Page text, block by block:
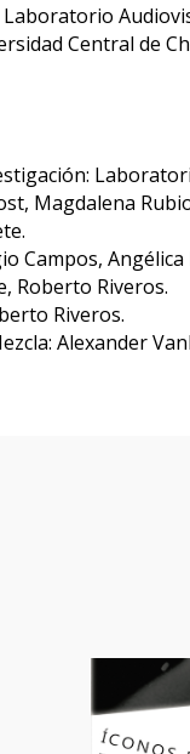
Central de
Magdalena
Campos, Angélica
Roberto Riveros.
Riveros.
Alexander